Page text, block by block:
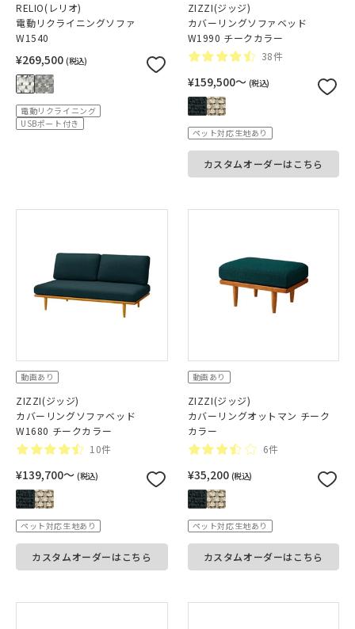
RELIO(レリオ)
電動リクライニングソファ
W1540
¥269,500 (税込)
電動リクライニング
USBポート付き
ZIZZI(ジッジ)
カバーリングソファベッド
W1990 チークカラー
38件
¥159,500〜 (税込)
ペット対応生地あり
カスタムオーダーはこちら
動画あり
ZIZZI(ジッジ)
カバーリングソファベッド
W1680 チークカラー
10件
¥139,700〜 (税込)
ペット対応生地あり
カスタムオーダーはこちら
動画あり
ZIZZI(ジッジ)
カバーリングオットマン チーク
カラー
6件
¥35,200 (税込)
ペット対応生地あり
カスタムオーダーはこちら